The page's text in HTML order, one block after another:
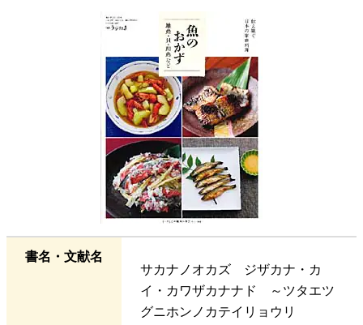
書名・文献名
サカナノオカズ ジザカナ・カ
イ・カワザカナナド ～ツタエツ
グニホンノカテイリョウリ